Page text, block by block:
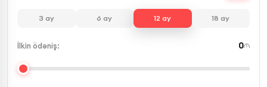
3 ay 6 ay 12 ay 18 ay
İlkin ödəniş: 0